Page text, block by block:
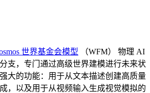
世界基金会模型 （WFM） 物理 AI
支，专门通过高级世界建模进行未来状
大的功能：用于从文本描述创建高质量
，以及用于从视频输入生成视觉模拟的